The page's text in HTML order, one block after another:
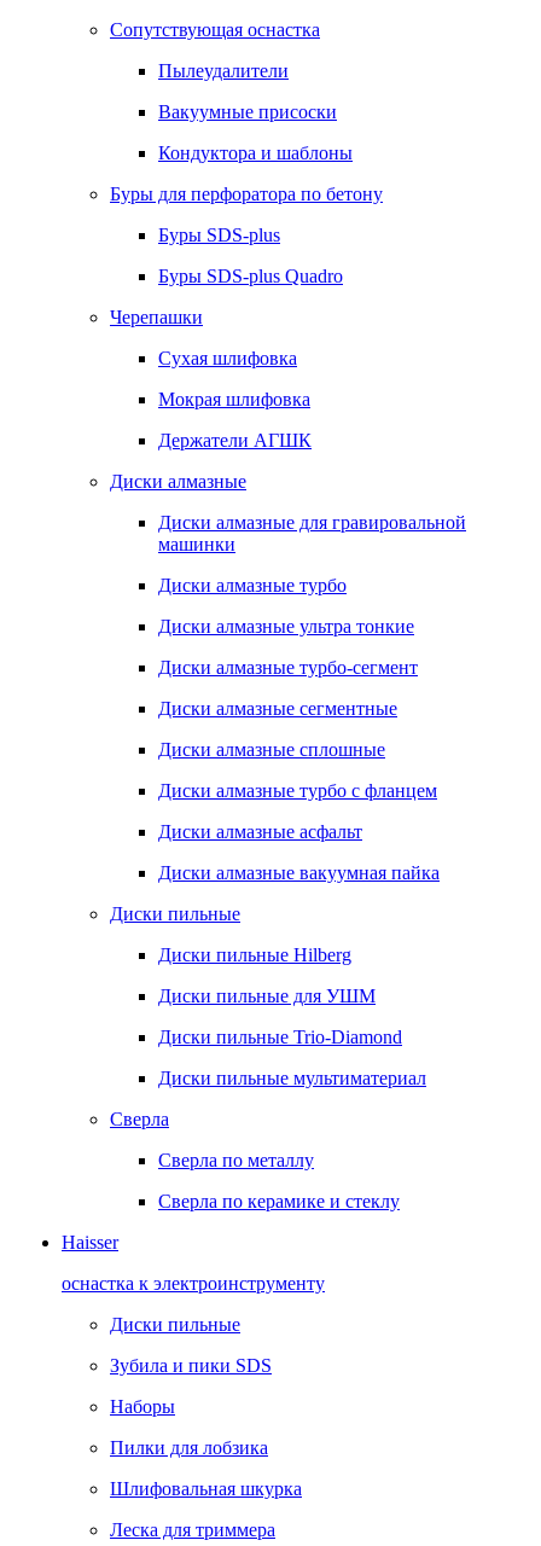
Сопутствующая оснастка
Пылеудалители
Вакуумные присоски
Кондуктора и шаблоны
Буры для перфоратора по бетону
Буры SDS-plus
Буры SDS-plus Quadro
Черепашки
Сухая шлифовка
Мокрая шлифовка
Держатели АГШК
Диски алмазные
Диски алмазные для гравировальной
машинки
Диски алмазные турбо
Диски алмазные ультра тонкие
Диски алмазные турбо-сегмент
Диски алмазные сегментные
Диски алмазные сплошные
Диски алмазные турбо с фланцем
Диски алмазные асфальт
Диски алмазные вакуумная пайка
Диски пильные
Диски пильные Hilberg
Диски пильные для УШМ
Диски пильные Trio-Diamond
Диски пильные мультиматериал
Сверла
Сверла по металлу
Сверла по керамике и стеклу
Haisser
оснастка к электроинструменту
Диски пильные
Зубила и пики SDS
Наборы
Пилки для лобзика
Шлифовальная шкурка
Леска для триммера